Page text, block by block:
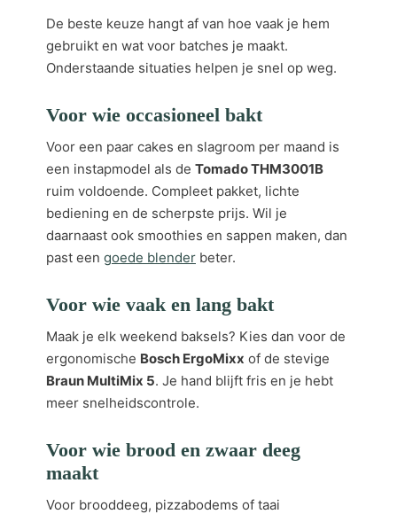
De beste keuze hangt af van hoe vaak je hem
gebruikt en wat voor batches je maakt.
Onderstaande situaties helpen je snel op weg.
Voor wie occasioneel bakt
Voor een paar cakes en slagroom per maand is
een instapmodel als de Tomado THM3001B
ruim voldoende. Compleet pakket, lichte
bediening en de scherpste prijs. Wil je
daarnaast ook smoothies en sappen maken, dan
past een goede blender beter.
Voor wie vaak en lang bakt
Maak je elk weekend baksels? Kies dan voor de
ergonomische Bosch ErgoMixx of de stevige
Braun MultiMix 5. Je hand blijft fris en je hebt
meer snelheidscontrole.
Voor wie brood en zwaar deeg
maakt
Voor brooddeeg, pizzabodems of taai